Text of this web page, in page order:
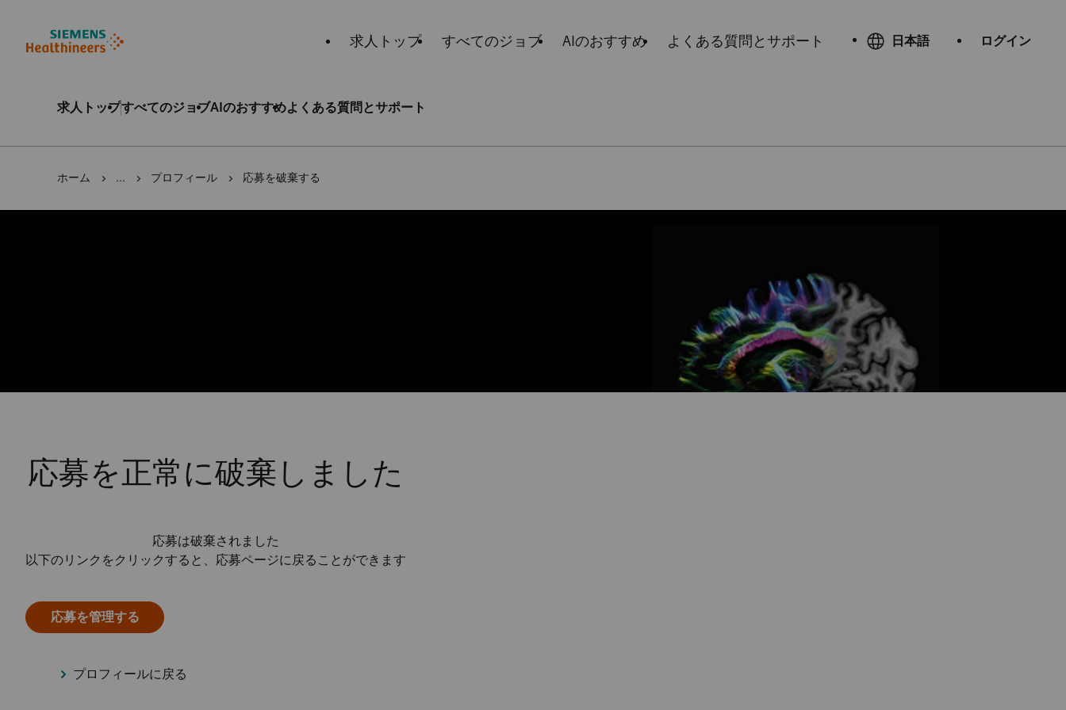
求人トップ すべてのジョブ AIのおすすめ よくある質問とサポート 日本語 ログイン
求人トップすべてのジョブAIのおすすめよくある質問とサポート
ホーム ... プロフィール 応募を破棄する
応募を正常に破棄しました
応募は破棄されました
以下のリンクをクリックすると、応募ページに戻ることができます
応募を管理する
プロフィールに戻る